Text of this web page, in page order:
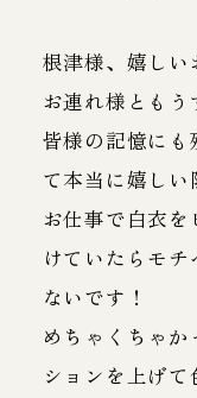
根津様、嬉しい
お連れ様ともう
皆様の記憶にも
て本当に嬉しい
お仕事で白衣
けていたらモ
ないです！
めちゃくちゃ
ションを上げて